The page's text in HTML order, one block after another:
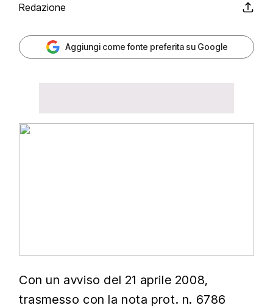
Redazione
Aggiungi come fonte preferita su Google
Con un avviso del 21 aprile 2008,
trasmesso con la nota prot. n. 6786